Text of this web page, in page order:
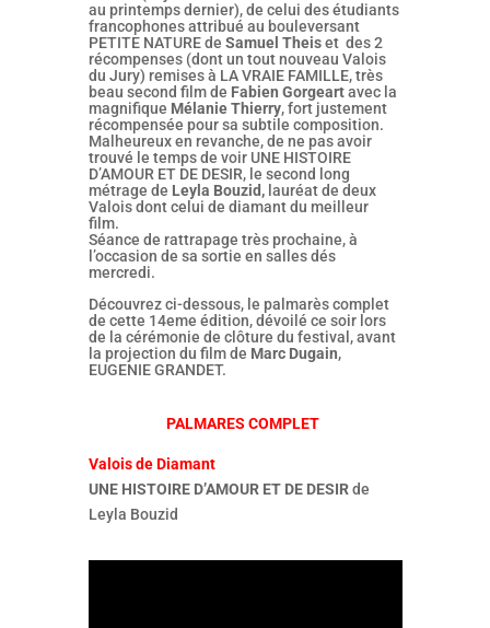
au printemps dernier), de celui des étudiants
francophones attribué au bouleversant
PETITE NATURE de Samuel Theiset des 2
récompenses (dont un tout nouveau Valois
du Jury) remises à LA VRAIE FAMILLE, très
beau second film de Fabien Gorgeartavec la
magnifique Mélanie Thierry, fort justement
récompensée pour sa subtile composition.
Malheureux en revanche, de ne pas avoir
trouvé le temps de voir UNE HISTOIRE
D’AMOUR ET DE DESIR, le second long
métrage de Leyla Bouzid,lauréat de deux
Valois dont celui de diamant du meilleur
film.
Séance de rattrapage très prochaine, à
l’occasion de sa sortie en salles dés
mercredi.
Découvrez ci-dessous, le palmarès complet
de cette 14eme édition, dévoilé ce soir lors
de la cérémonie de clôture du festival, avant
la projection du film de Marc Dugain,
EUGENIE GRANDET.
PALMARES COMPLET
Valois de Diamant
UNE HISTOIRE D’AMOUR ET DE DESIRde
Leyla Bouzid